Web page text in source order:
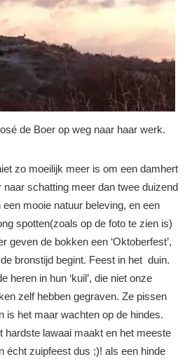
de Boer op weg naar haar werk.
zo moeilijk meer is om een damhert
schatting meer dan twee duizend
mooie natuur beleving, en een
spotten(zoals op de foto te zien is)
geven de bokken een ‘Oktoberfest’,
bronstijd begint. Feest in het duin.
heren in hun ‘kuil’, die niet onze
zelf hebben gegraven. Ze pissen
is het maar wachten op de hindes.
hardste lawaai maakt en het meeste
écht zuipfeest dus ;)! als een hinde